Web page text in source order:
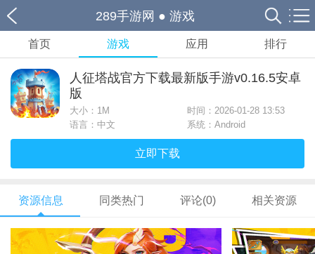
289手游网 ● 游戏
首页 游戏 应用 排行
人征塔战官方下载最新版手游v0.16.5安卓
版
大小： 1M
时间：2026-01-28 13:53
语言：中文
系统：Android
立即下载
资源信息 同类热门 评论(0) 相关资源